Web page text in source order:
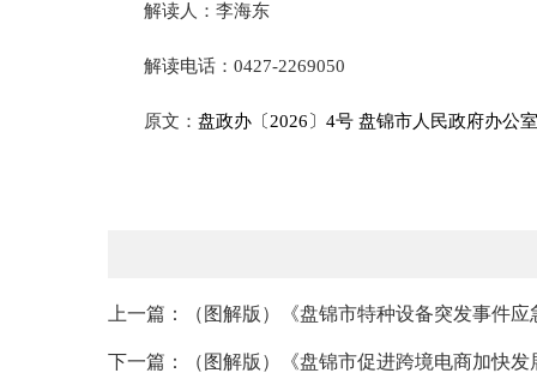
解读人：李海东
解读电话：0427-2269050
原文： 盘政办〔2026〕4号 盘锦市人民政府办公
上一篇：（图解版）《盘锦市特种设备突发事件
下一篇：（图解版）《盘锦市促进跨境电商加快